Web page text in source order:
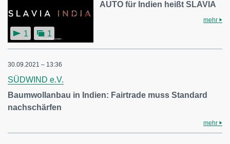
1 1
AUTO für Indien heißt SLAVIA
mehr
30.09.2021 – 13:36
SÜDWIND e.V.
Baumwollanbau in Indien: Fairtrade muss Standard
nachschärfen
mehr